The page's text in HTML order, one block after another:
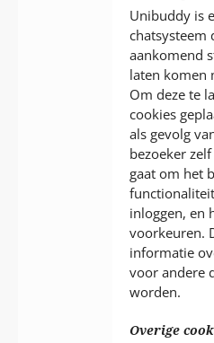
Unibuddy is
chatsysteem
aankomend
laten komen
Om deze te
cookies
als gevolg
bezoeker
gaat om het
inloggen, en
voorkeuren.
informatie
voor andere
worden.
Overige